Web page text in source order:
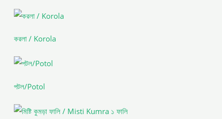
করলা / Korola
পটল/Potol